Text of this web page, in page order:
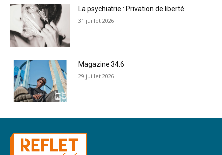
La psychiatrie : Privation de liberté
31 juillet 2026
Magazine 34.6
29 juillet 2026